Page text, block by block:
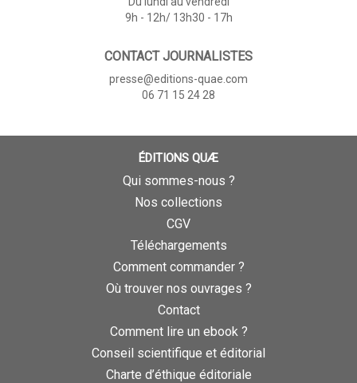
9h - 12h/ 13h30 - 17h
CONTACT JOURNALISTES
presse@editions-quae.com
06 71 15 24 28
ÉDITIONS QUÆ
Qui sommes-nous ?
Nos collections
CGV
Téléchargements
Comment commander ?
Où trouver nos ouvrages ?
Contact
Comment lire un ebook ?
Conseil scientifique et éditorial
Charte d’éthique éditoriale